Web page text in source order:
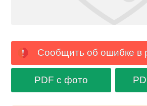
Сообщить об ошибке в
PDF с фото